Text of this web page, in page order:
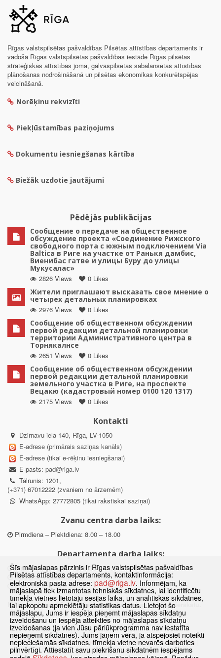
Rīgas valstspilsētas pašvaldības Pilsētas attīstības departaments ir
vadošā Rīgas valstspilsētas pašvaldības iestāde Rīgas pilsētas
stratēģiskās attīstības jomā, galvaspilsētas sabalansētas attīstības
plānošanas nodrošināšanā un pilsētas ekonomikas konkurētspējas
veicināšanā.
Norēķinu rekvizīti
Piekļūstamības paziņojums
Dokumentu iesniegšanas kārtība
Biežāk uzdotie jautājumi
Pēdējās publikācijas
Сообщение о передаче на общественное
обсуждение проекта «Соединение Рижского
свободного порта с южным подключением Via
Baltica в Риге на участке от Ранькя дамбис,
Виенибас гатве и улицы Буру до улицы
Мукусалас»
2826 Views
0 Likes
Жители приглашают высказать свое мнение о
четырех детальных планировках
2976 Views
0 Likes
Сообщение об общественном обсуждении
первой редакции детальной планировки
территории Административного центра в
Торнякалнсе
2651 Views
0 Likes
Сообщение об общественном обсуждении
первой редакции детальной планировки
земельного участка в Риге, на проспекте
Вецакю (кадастровый номер 0100 120 1317)
2175 Views
0 Likes
Kontakti
Dzirnavu iela 140, Rīga, LV-1050
E-adrese (primārais saziņas kanāls)
E-adrese (tikai e-rēķinu iesniegšanai)
E-pasts: pad@riga.lv
Tālrunis: 1201,
(+371) 67012222 (zvaniem no ārzemēm)
WhatsApp: 27772805 (tikai rakstiskai saziņai)
Zvanu centra darba laiks:
Pirmdiena – Piektdiena: 8.00 – 18.00
Departamenta darba laiks:
Pirmdiena, Ceturtdiena: 8.30 – 18.00
Otrdiena, Trešdiena: 8.30 – 17.00
Piektdiena: 8.30 – 15.00
Klātienes konsultācijas pieejamas tikai ar iepriekšēju pierakstu.
Sākums Jaunumi Biežāk uzdotie jautājumi
Lapas karte
Sīkdatnes
Kontakti
Šīs mājaslapas pārzinis ir Rīgas valstspilsētas pašvaldības
Pilsētas attīstības departaments, kontaktinformācija:
elektroniskā pasta adrese: pad@riga.lv. Informējam, ka
mājaslapā tiek izmantotas tehniskās sīkdatnes, lai identificētu
tīmekļa vietnes lietotāju sesijas laikā, un analītiskās sīkdatnes,
lai apkopotu apmeklētāju statistikas datus. Lietojot šo
mājaslapu, Jums ir iespēja pieņemt mājaslapas sīkdatņu
izveidošanu un iespēja atteikties no mājaslapas sīkdatņu
izveidošanas (ja vien Jūsu pārlūkprogramma nav iestatīta
nepieņemt sīkdatnes). Jums jāņem vērā, ja atspējosiet noteikti
nepieciešamās sīkdatnes, tīmekļa vietne nevarēs darboties
pilnvērtīgi. Attiestatīt savu piekrišanu sīkdatnēm iespējams